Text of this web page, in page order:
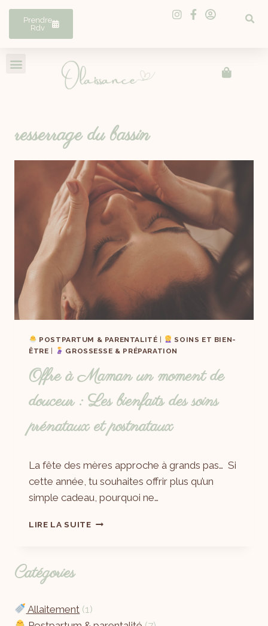
Prendre
Rdv
resserrage du bassin
POSTPARTUM & PARENTALITÉ |
SOINS ET BIEN-
ÊTRE | GROSSESSE & PRÉPARATION
Offre à Maman un moment de
douceur : Les bienfaits des soins
prénataux et postnataux
Laëtitia
La fête des mères approche à grands pas… Si
cette année, tu souhaites offrir plus qu’un
simple cadeau, pourquoi ne…
LIRE LA SUITE
Catégories
Allaitement (1)